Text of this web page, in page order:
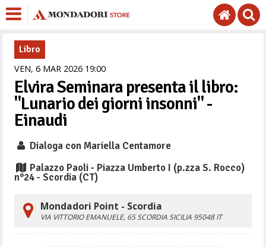
Libro
VEN,6 MAR 2026 1900
Elvira Seminara presenta il libro:
"Lunario dei giorni insonni" -
Einaudi
Dialoga con Mariella Centamore
Palazzo Paoli - Piazza Umberto I (p.zza S. Rocco)
n°24 - Scordia (CT)
Mondadori Point - Scordia
VIA VITTORIO EMANUELE, 65SCORDIA SICILIA 95048 IT